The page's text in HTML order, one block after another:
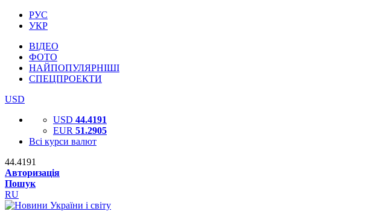
РУС
УКР
ВІДЕО
ФОТО
НАЙПОПУЛЯРНІШІ
СПЕЦПРОЕКТИ
USD
USD 44.4191
EUR 51.2905
Всі курси валют
44.4191
Авторизація
Пошук
RU